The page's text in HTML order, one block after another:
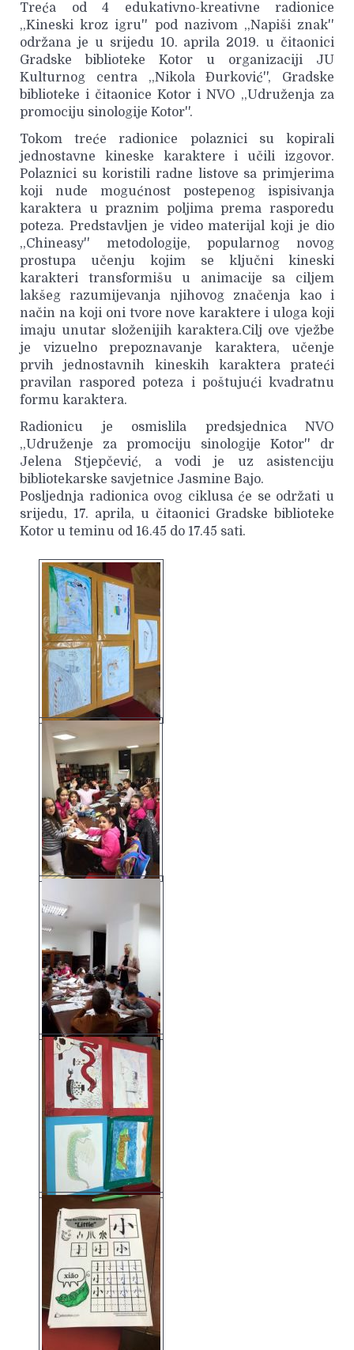
Treća od 4 edukativno-kreativne radionice
,,Kineski kroz igru'' pod nazivom ,,Napiši znak''
održana je u srijedu 10. aprila 2019. u čitaonici
Gradske biblioteke Kotor u organizaciji JU
Kulturnog centra ,,Nikola Đurković'', Gradske
biblioteke i čitaonice Kotor i NVO ,,Udruženja za
promociju sinologije Kotor''.
Tokom treće radionice polaznici su kopirali
jednostavne kineske karaktere i učili izgovor.
Polaznici su koristili radne listove sa primjerima
koji nude mogućnost postepenog ispisivanja
karaktera u praznim poljima prema rasporedu
poteza. Predstavljen je video materijal koji je dio
,,Chineasy'' metodologije, popularnog novog
prostupa učenju kojim se ključni kineski
karakteri transformišu u animacije sa ciljem
lakšeg razumijevanja njihovog značenja kao i
način na koji oni tvore nove karaktere i uloga koji
imaju unutar složenijih karaktera.Cilj ove vježbe
je vizuelno prepoznavanje karaktera, učenje
prvih jednostavnih kineskih karaktera prateći
pravilan raspored poteza i poštujući kvadratnu
formu karaktera.
Radionicu je osmislila predsjednica NVO
,,Udruženje za promociju sinologije Kotor'' dr
Jelena Stjepčević, a vodi je uz asistenciju
bibliotekarske savjetnice Jasmine Bajo.
Posljednja radionica ovog ciklusa će se održati u
srijedu, 17. aprila, u čitaonici Gradske biblioteke
Kotor u teminu od 16.45 do 17.45 sati.